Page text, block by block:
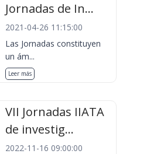
Jornadas de In...
2021-04-26 11:15:00
Las Jornadas constituyen
un ám...
Leer más
VII Jornadas IIATA
de investig...
2022-11-16 09:00:00